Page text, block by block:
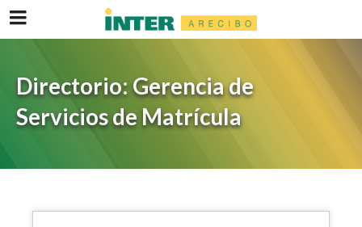
Directorio: Gerencia de
Servicios de Matrícula